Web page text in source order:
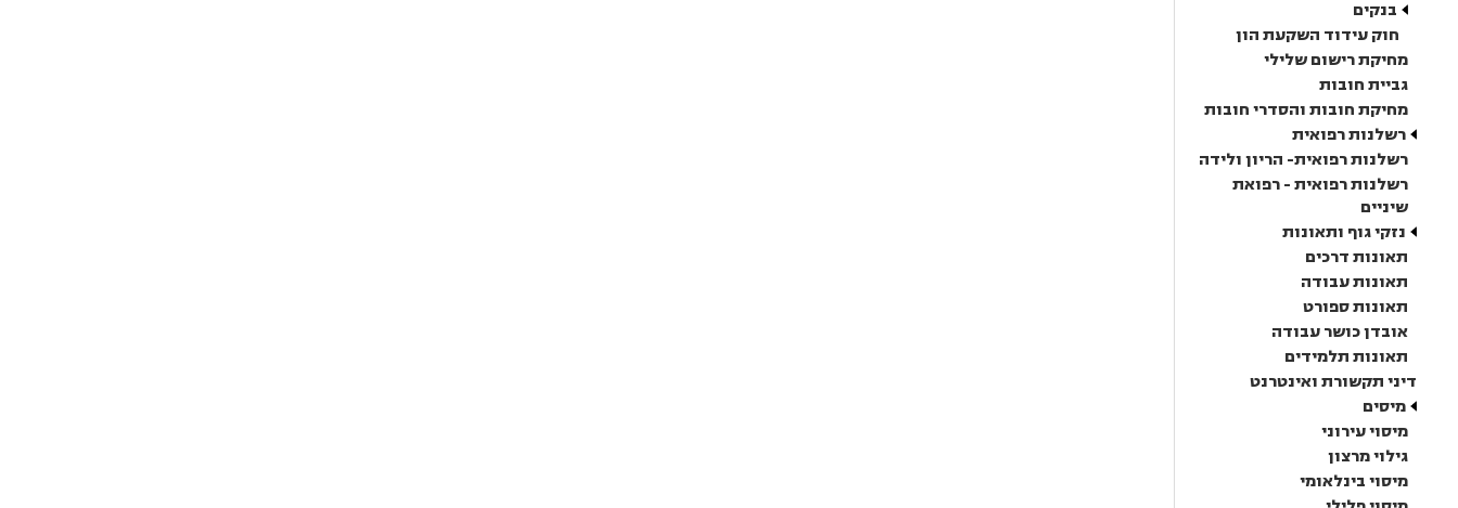
בנקים
חוק עידוד השקעת הון
מחיקת רישום שלילי
גביית חובות
מחיקת חובות והסדרי חובות
רשלנות רפואית
רשלנות רפואית- הריון ולידה
רשלנות רפואית - רפואת
שיניים
נזקי גוף ותאונות
תאונות דרכים
תאונות עבודה
תאונות ספורט
אובדן כושר עבודה
תאונות תלמידים
דיני תקשורת ואינטרנט
מיסים
מיסוי עירוני
גילוי מרצון
מיסוי בינלאומי